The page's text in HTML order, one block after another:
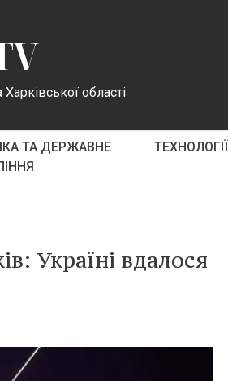
області
ТА ДЕРЖАВНЕ
ТЕХНОЛОГІЇ
Україні вдалося